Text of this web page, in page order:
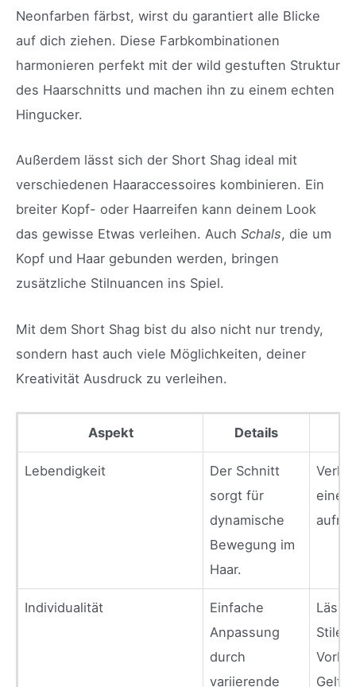
Neonfarben färbst, wirst du garantiert alle Blicke
auf dich ziehen. Diese Farbkombinationen
harmonieren perfekt mit der wild gestuften Struktur
des Haarschnitts und machen ihn zu einem echten
Hingucker.
Außerdem lässt sich der Short Shag ideal mit
verschiedenen Haaraccessoires kombinieren. Ein
breiter Kopf- oder Haarreifen kann deinem Look
das gewisse Etwas verleihen. Auch Schals, die um
Kopf und Haar gebunden werden, bringen
zusätzliche Stilnuancen ins Spiel.
Mit dem Short Shag bist du also nicht nur trendy,
sondern hast auch viele Möglichkeiten, deiner
Kreativität Ausdruck zu verleihen.
Aspekt Details
Lebendigkeit
Der Schnitt
sorgt für
dynamische
Bewegung im
Haar.
eine
Individualität
Einfache
Anpassung
durch
variierende
Lässt
Stile